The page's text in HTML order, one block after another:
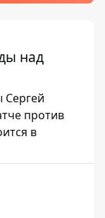
над
Сергей
против
в